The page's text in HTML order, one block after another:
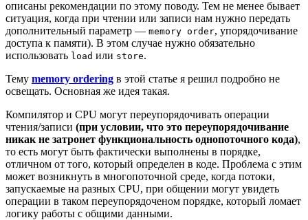
описаны рекомендации по этому поводу. Тем не менее бывает
ситуация, когда при чтении или записи нам нужно передать
дополнительный параметр — memory order, упорядочивание
доступа к памяти). В этом случае нужно обязательно
использовать load или store.
Тему memory ordering в этой статье я решил подробно не
освещать. Основная же идея такая.
Компилятор и CPU могут переупорядочивать операции
чтения/записи (при условии, что это переупорядочивание
никак не затронет функциональность однопоточного кода),
то есть могут быть фактически выполнены в порядке,
отличном от того, который определен в коде. Проблема с этим
может возникнуть в многопоточной среде, когда потоки,
запускаемые на разных CPU, при общении могут увидеть
операции в таком переупорядоченом порядке, который ломает
логику работы с общими данными.